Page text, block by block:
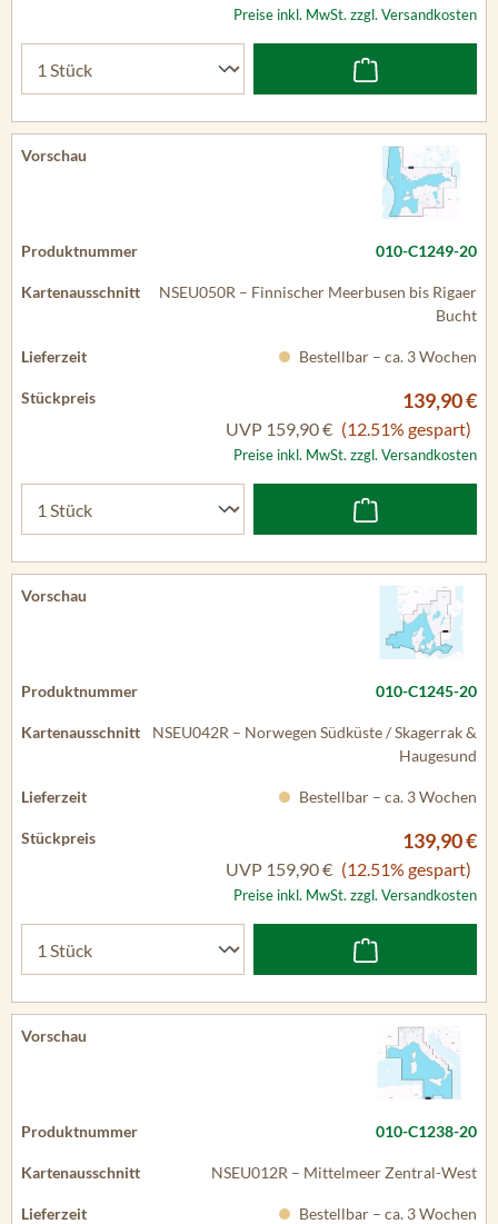
Preise inkl. MwSt. zzgl. Versandkosten
010-C1249-20
NSEU050R – Finnischer Meerbusen bis Rigaer
Bucht
Bestellbar – ca. 3 Wochen
139,90 €
UVP 159,90 € (12.51% gespart)
Preise inkl. MwSt. zzgl. Versandkosten
010-C1245-20
NSEU042R – Norwegen Südküste / Skagerrak &
Haugesund
Bestellbar – ca. 3 Wochen
139,90 €
UVP 159,90 € (12.51% gespart)
Preise inkl. MwSt. zzgl. Versandkosten
010-C1238-20
NSEU012R – Mittelmeer Zentral-West
Bestellbar – ca. 3 Wochen